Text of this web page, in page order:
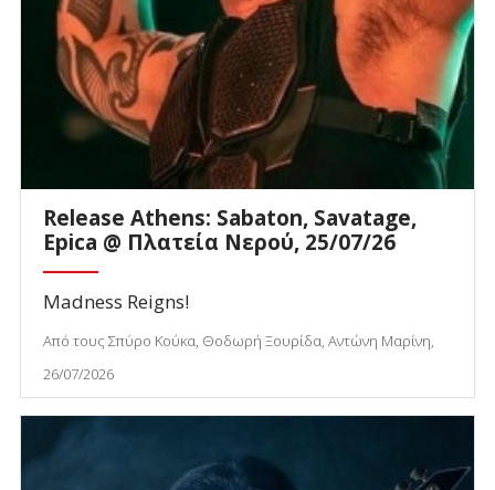
Release Athens: Sabaton, Savatage,
Epica @ Πλατεία Νερού, 25/07/26
Madness Reigns!
Από τους Σπύρο Κούκα, Θοδωρή Ξουρίδα, Αντώνη Μαρίνη,
26/07/2026